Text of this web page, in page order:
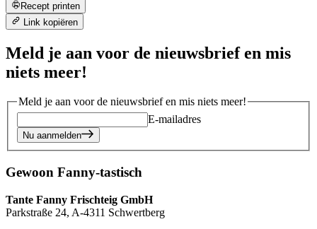
Recept printen
Link kopiëren
Meld je aan voor de nieuwsbrief en mis
niets meer!
Meld je aan voor de nieuwsbrief en mis niets meer!
E-mailadres
Nu aanmelden
Gewoon Fanny-tastisch
Tante Fanny Frischteig GmbH
Parkstraße 24, A-4311 Schwertberg